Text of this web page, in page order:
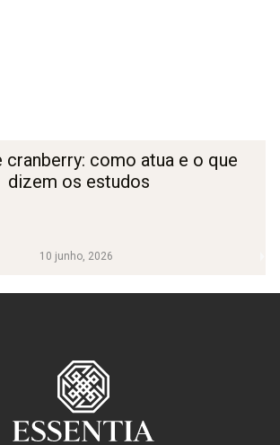
10 junho, 2026
cranberry: como atua e o que
dizem os estudos